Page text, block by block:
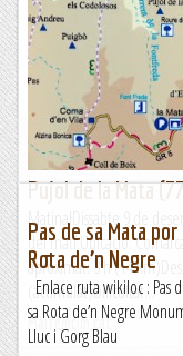
Dos últimes rutes
diumenge Xavi i jo vam
de desnivell...
Fent marxa
Pujol de la Mata
MatinalDissabte 9 de
del matí.Ubicació:
aproximat: 3 h (14
(acumulat)Dificultat...
Maifemcim.cat
Pas de sa Mata
Rota de’n Negre
Enlace ruta wikiloc : Pas
sa Rota de’n Negre
Lluc i Gorg Blau